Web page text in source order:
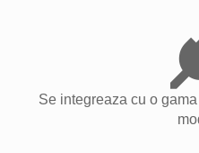
Se integreaza cu o